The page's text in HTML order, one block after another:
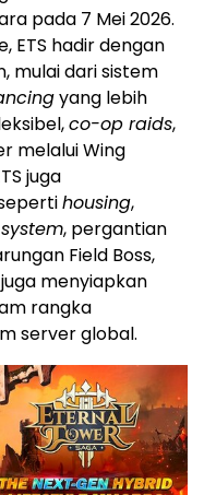
pada 7 Mei 2026.
ETS hadir dengan
mulai dari sistem
yang lebih
co-op raids,
melalui Wing
juga
housing,
, pergantian
Field Boss,
menyiapkan
rangka
server global.